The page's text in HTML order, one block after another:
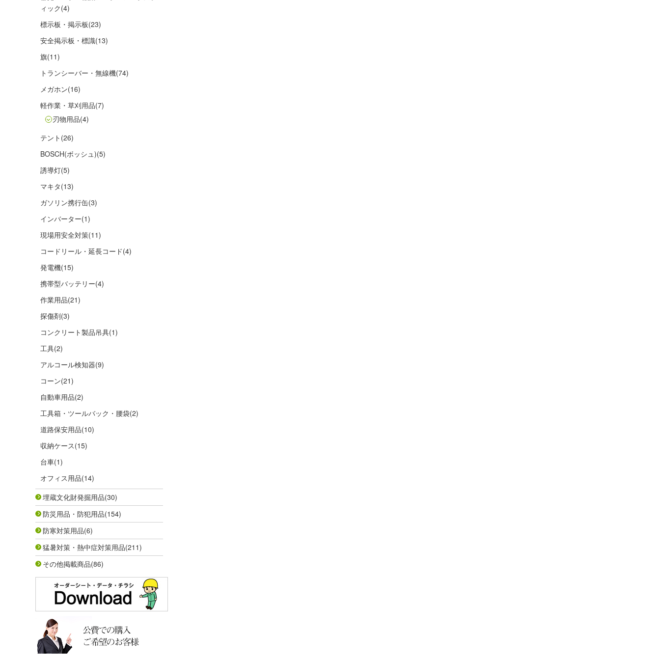
ィック(4)
標示板・掲示板(23)
安全掲示板・標識(13)
旗(11)
トランシーバー・無線機(74)
メガホン(16)
軽作業・草刈用品(7)
刃物用品(4)
テント (26)
BOSCH(ボッシュ)(5)
誘導灯(5)
マキタ(13)
ガソリン携行缶(3)
インバーター(1)
現場用安全対策(11)
コードリール・延長コード(4)
発電機(15)
携帯型バッテリー(4)
作業用品(21)
探傷剤(3)
コンクリート製品吊具(1)
工具(2)
アルコール検知器(9)
コーン(21)
自動車用品(2)
工具箱・ツールバック・腰袋(2)
道路保安用品(10)
収納ケース(15)
台車(1)
オフィス用品(14)
埋蔵文化財発掘用品(30)
防災用品・防犯用品(154)
防寒対策用品(6)
猛暑対策・熱中症対策用品(211)
その他掲載商品(86)